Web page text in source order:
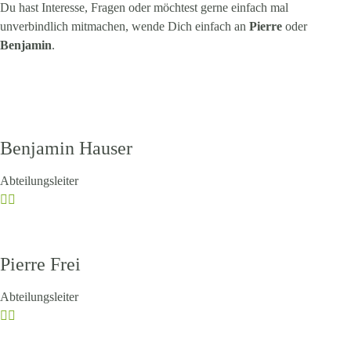
Du hast Interesse, Fragen oder möchtest gerne einfach mal
unverbindlich mitmachen, wende Dich einfach an Pierre oder
Benjamin.
Benjamin Hauser
Abteilungsleiter
Pierre Frei
Abteilungsleiter